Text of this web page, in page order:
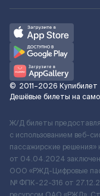
© 2011–2026 Купибилет
Дешёвые билеты на
Ж/Д билеты
с использованием веб-
пассажирские
от 04.04.2024
ООО «РЖД-Цифровые
№ ФПК-22-316 от